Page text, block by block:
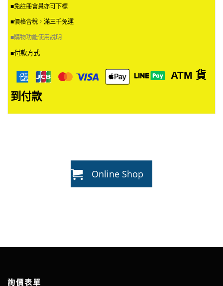
■免註冊會員亦可下標
■價格含稅，滿三千免運
■購物功能使用說明
■付款方式
ATM 貨
到付款
Online Shop
詢價表單